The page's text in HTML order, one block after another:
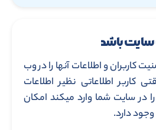
سایت باشد
کاربران و اطلاعات آنها را در وب
کاربر اطلاعاتی نظیر اطلاعات
سایت شما وارد میکند امکان
دارد.